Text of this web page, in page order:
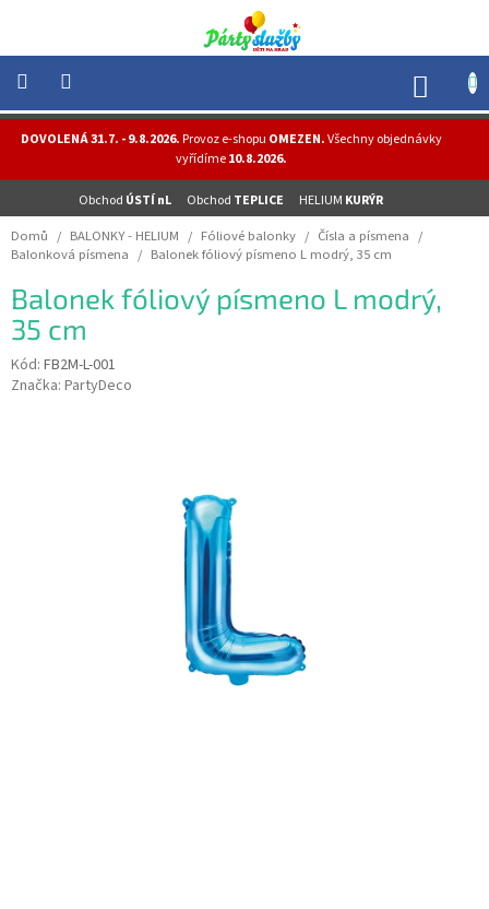
obsah
DOVOLENÁ 31.7. - 9.8.2026.Provoz e-shopu OMEZEN.Všechny objednávky
vyřídíme10.8.2026.
Obchod ÚSTÍ nL Obchod TEPLICE HELIUM KURÝR
NOVINKY
HELIUM
-
OSLAVY
MASKY
-
KOSTÝMY
Domů / BALONKY - HELIUM / Fóliové balonky / Čísla a písmena /
Balonková písmena / Balonek fóliový písmeno L modrý, 35 cm
Balonek fóliový písmeno L modrý,
35 cm
Kód: FB2M-L-001
Značka: PartyDeco